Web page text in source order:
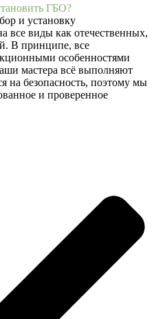
ГБО?
и установку
все виды как отечественных,
В принципе, все
особенностями
мастера всё выполняют
на безопасность, поэтому мы
и проверенное